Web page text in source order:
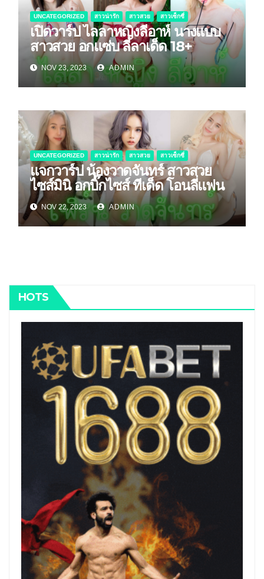
UNCATEGORIZED สาวน่ารัก สาวสวย สาวเซ็กซี่
เปิดวาร์ป ไลลาหญิงลีอาห์ นางแบบ
สาวสวย อกแซ่บ ลีลาเด็ด 18+
NOV 23, 2023 ADMIN
UNCATEGORIZED สาวน่ารัก สาวสวย สาวเซ็กซี่
แจกวาร์ป น้องวาดจันทร์ สาวสวย
ไซส์มินิ อกบิ๊กไซส์ ทีเด็ด โอนลี่แฟน
NOV 22, 2023 ADMIN
HOTS